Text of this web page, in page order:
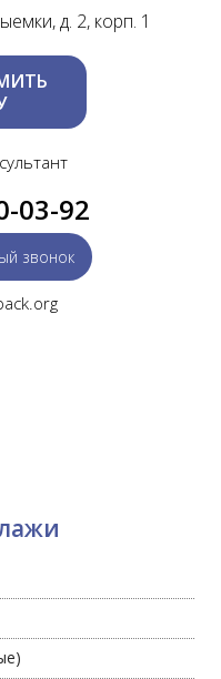
д. 2, корп. 1
03-92
звонок